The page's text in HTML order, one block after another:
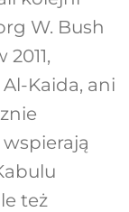
W. Bush
Kaida, ani
też